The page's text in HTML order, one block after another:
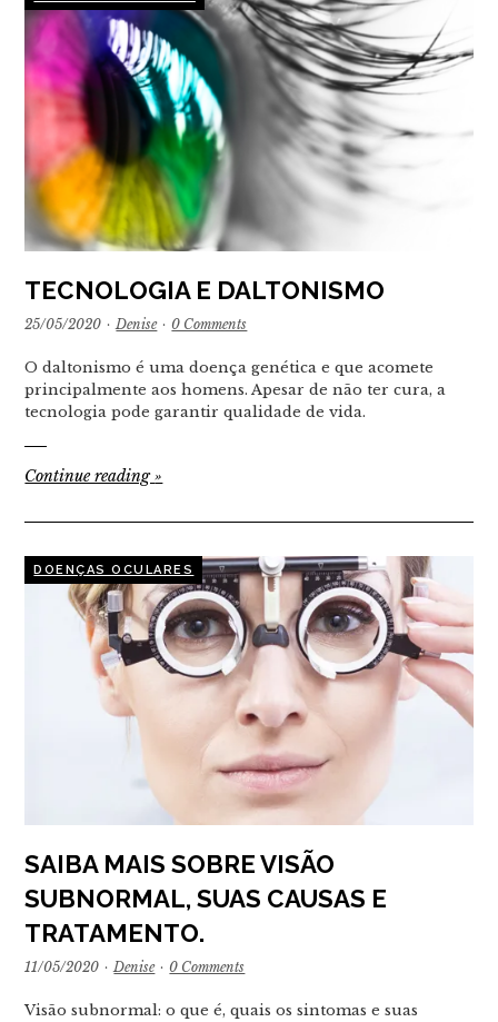
TECNOLOGIA E DALTONISMO
25/05/2020 · Denise · 0 Comments
O daltonismo é uma doença genética e que acomete
principalmente aos homens. Apesar de não ter cura, a
tecnologia pode garantir qualidade de vida.
Continue reading»
DOENÇAS OCULARES
SAIBA MAIS SOBRE VISÃO
SUBNORMAL, SUAS CAUSAS E
TRATAMENTO.
11/05/2020 · Denise · 0 Comments
Visão subnormal: o que é, quais os sintomas e suas